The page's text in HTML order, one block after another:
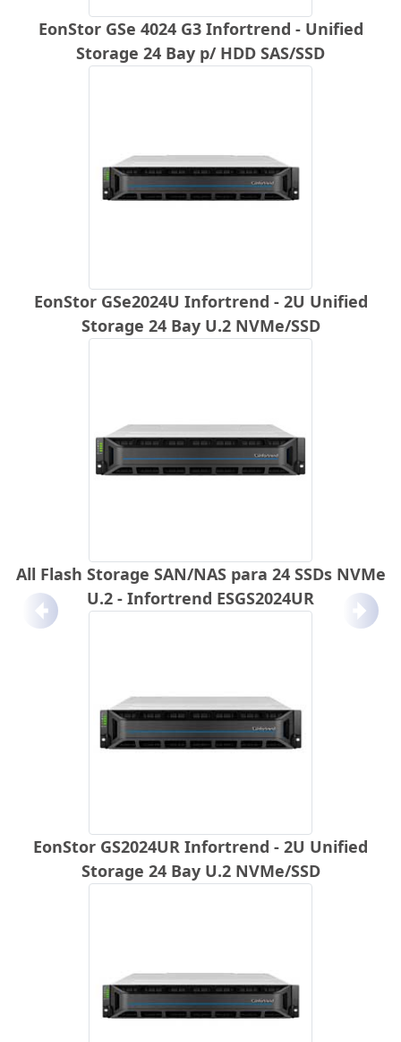
EonStor GSe 4024 G3 Infortrend - Unified
Storage 24 Bay p/ HDD SAS/SSD
EonStor GSe2024U Infortrend - 2U Unified
Storage 24 Bay U.2 NVMe/SSD
All Flash Storage SAN/NAS para 24 SSDs NVMe
U.2 - Infortrend ESGS2024UR
EonStor GS2024UR Infortrend - 2U Unified
Storage 24 Bay U.2 NVMe/SSD
Anterior